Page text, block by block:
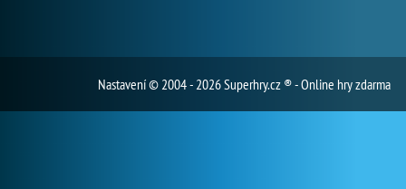
Nastavení© 2004 - 2026 Superhry.cz ® - Online hry zdarma